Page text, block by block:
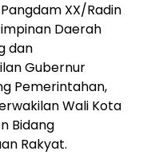
XX/Radin
Daerah
dan
Gubernur
Pemerintahan,
Wali Kota
Bidang
Rakyat.